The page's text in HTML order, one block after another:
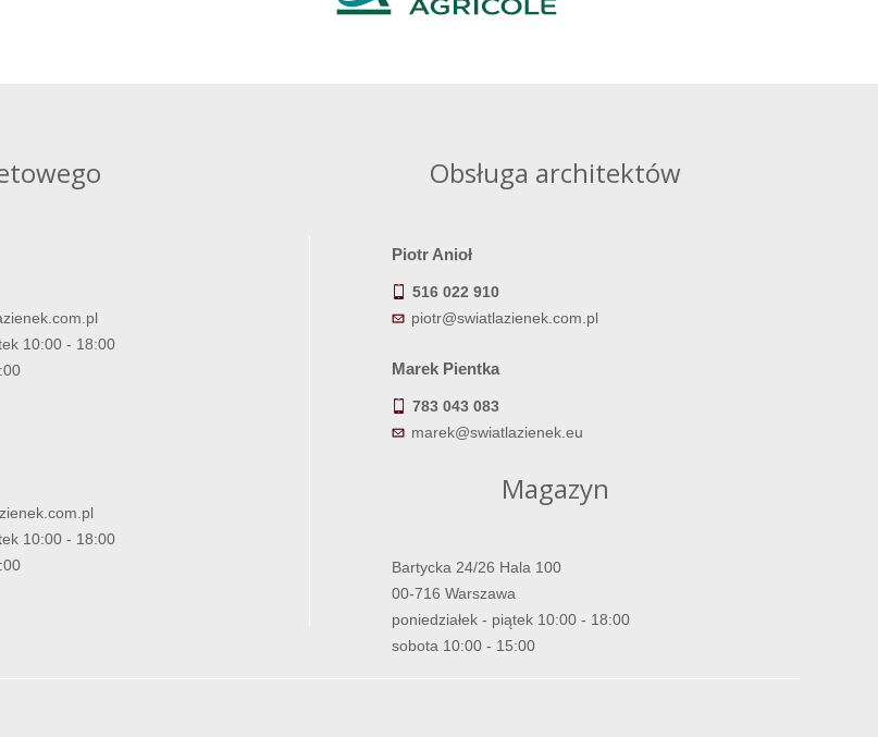
10:00 - 18:00
10:00 - 18:00
Obsługa architektów
Piotr Anioł
516 022 910
piotr@swiatlazienek.com.pl
Marek Pientka
783 043 083
marek@swiatlazienek.eu
Magazyn
Bartycka 24/26 Hala 100
00-716 Warszawa
poniedziałek - piątek 10:00 - 18:00
sobota 10:00 - 15:00